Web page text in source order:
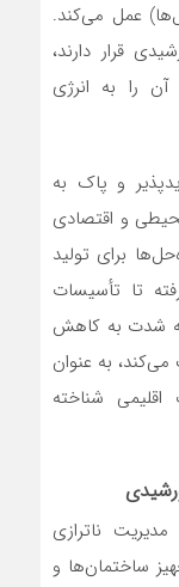
عمل می‌کند.
قرار دارند،
را به انرژی
و پاک به
و اقتصادی
برای تولید
تا تأسیسات
به شدت به کاهش
به عنوان
شناخته
ناترازی
ساختمان‌ها و